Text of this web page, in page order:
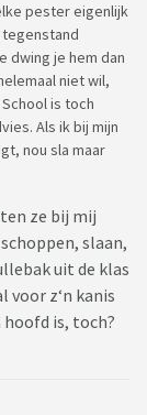
pester eigenlijk
dwing je hem dan
niet wil,
is toch
Als ik bij mijn
nou sla maar
ze bij mij
slaan,
uit de klas
voor z‘n kanis
is, toch?